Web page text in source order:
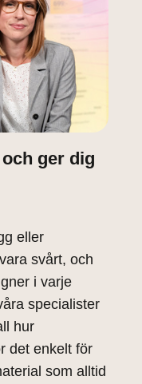
ger dig
eller
svårt, och
i varje
specialister
hur
det enkelt för
som alltid